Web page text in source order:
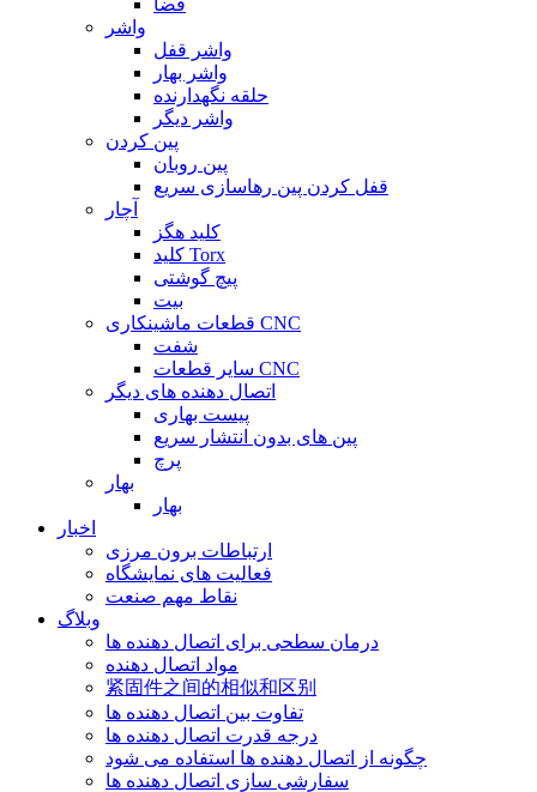
فضا
واشر
واشر قفل
واشر بهار
حلقه نگهدارنده
واشر دیگر
پین کردن
پین روبان
قفل کردن پین رهاسازی سریع
آچار
کلید هگز
کلید Torx
پیچ گوشتی
بیت
قطعات ماشینکاری CNC
شفت
سایر قطعات CNC
اتصال دهنده های دیگر
پیست بهاری
پین های بدون انتشار سریع
پرچ
بهار
بهار
اخبار
ارتباطات برون مرزی
فعالیت های نمایشگاه
نقاط مهم صنعت
وبلاگ
درمان سطحی برای اتصال دهنده ها
مواد اتصال دهنده
紧固件之间的相似和区别
تفاوت بین اتصال دهنده ها
درجه قدرت اتصال دهنده ها
چگونه از اتصال دهنده ها استفاده می شود
سفارشی سازی اتصال دهنده ها